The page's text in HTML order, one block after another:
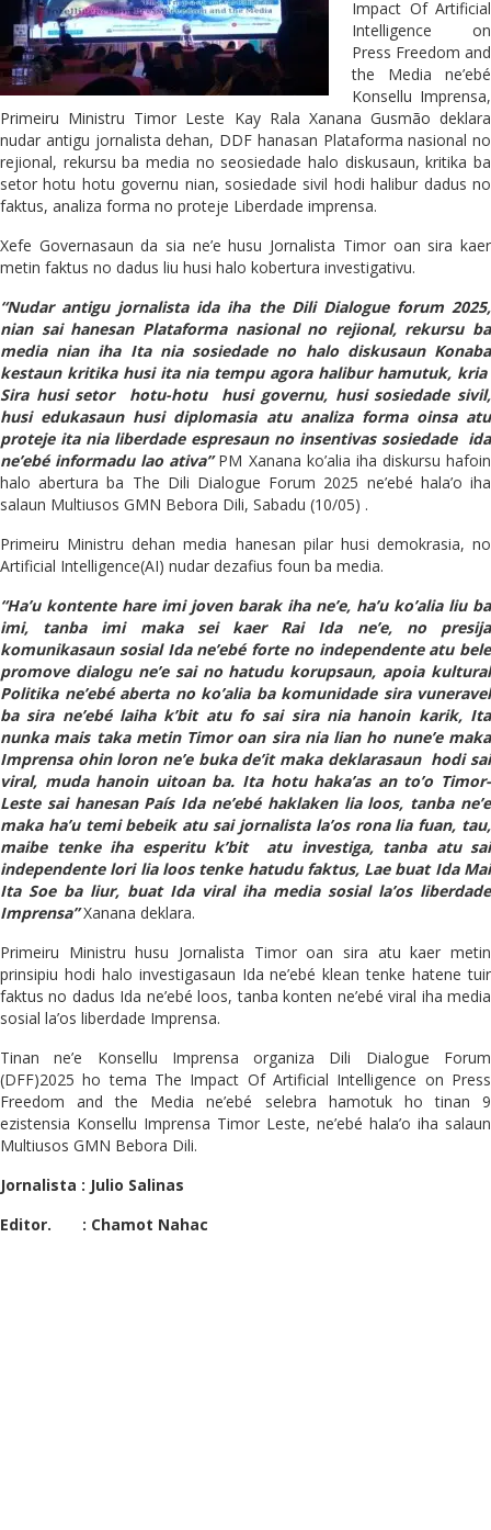
Impact Of Artificial
Intelligence on
Press Freedom and
the Media ne’ebé
Konsellu Imprensa,
Primeiru Ministru Timor Leste Kay Rala Xanana Gusmão deklara
nudar antigu jornalista dehan, DDF hanasan Plataforma nasional no
rejional, rekursu ba media no seosiedade halo diskusaun, kritika ba
setor hotu hotu governu nian, sosiedade sivil hodi halibur dadus no
faktus, analiza forma no proteje Liberdade imprensa.
Xefe Governasaun da sia ne’e husu Jornalista Timor oan sira kaer
metin faktus no dadus liu husi halo kobertura investigativu.
“Nudar antigu jornalista ida iha the Dili Dialogue forum 2025,
nian sai hanesan Plataforma nasional no rejional, rekursu ba
media nian iha Ita nia sosiedade no halo diskusaun Konaba
kestaun kritika husi ita nia tempu agora halibur hamutuk, kria
Sira husi setor hotu-hotu husi governu, husi sosiedade sivil,
husi edukasaun husi diplomasia atu analiza forma oinsa atu
proteje ita nia liberdade espresaun no insentivas sosiedade ida
ne’ebé informadu lao ativa”PM Xanana ko’alia iha diskursu hafoin
halo abertura ba The Dili Dialogue Forum 2025 ne’ebé hala’o iha
salaun Multiusos GMN Bebora Dili, Sabadu (10/05) .
Primeiru Ministru dehan media hanesan pilar husi demokrasia, no
Artificial Intelligence(AI) nudar dezafius foun ba media.
“Ha’u kontente hare imi joven barak iha ne’e, ha’u ko’alia liu ba
imi, tanba imi maka sei kaer Rai Ida ne’e, no presija
komunikasaun sosial Ida ne’ebé forte no independente atu bele
promove dialogu ne’e sai no hatudu korupsaun, apoia kultural
Politika ne’ebé aberta no ko’alia ba komunidade sira vuneravel
ba sira ne’ebé laiha k’bit atu fo sai sira nia hanoin karik, Ita
nunka mais taka metin Timor oan sira nia lian ho nune’e maka
Imprensa ohin loron ne’e buka de’it maka deklarasaun hodi sai
viral, muda hanoin uitoan ba. Ita hotu haka’as an to’o Timor-
Leste sai hanesan País Ida ne’ebé haklaken lia loos, tanba ne’e
maka ha’u temi bebeik atu sai jornalista la’os rona lia fuan, tau,
maibe tenke iha esperitu k’bit atu investiga, tanba atu sai
independente lori lia loos tenke hatudu faktus, Lae buat Ida Mai
Ita Soe ba liur, buat Ida viral iha media sosial la’os liberdade
Imprensa”Xanana deklara.
Primeiru Ministru husu Jornalista Timor oan sira atu kaer metin
prinsipiu hodi halo investigasaun Ida ne’ebé klean tenke hatene tuir
faktus no dadus Ida ne’ebé loos, tanba konten ne’ebé viral iha media
sosial la’os liberdade Imprensa.
Tinan ne’e Konsellu Imprensa organiza Dili Dialogue Forum
(DFF)2025 ho tema The Impact Of Artificial Intelligence on Press
Freedom and the Media ne’ebé selebra hamotuk ho tinan 9
ezistensia Konsellu Imprensa Timor Leste, ne’ebé hala’o iha salaun
Multiusos GMN Bebora Dili.
Jornalista : Julio Salinas
Editor. : Chamot Nahac